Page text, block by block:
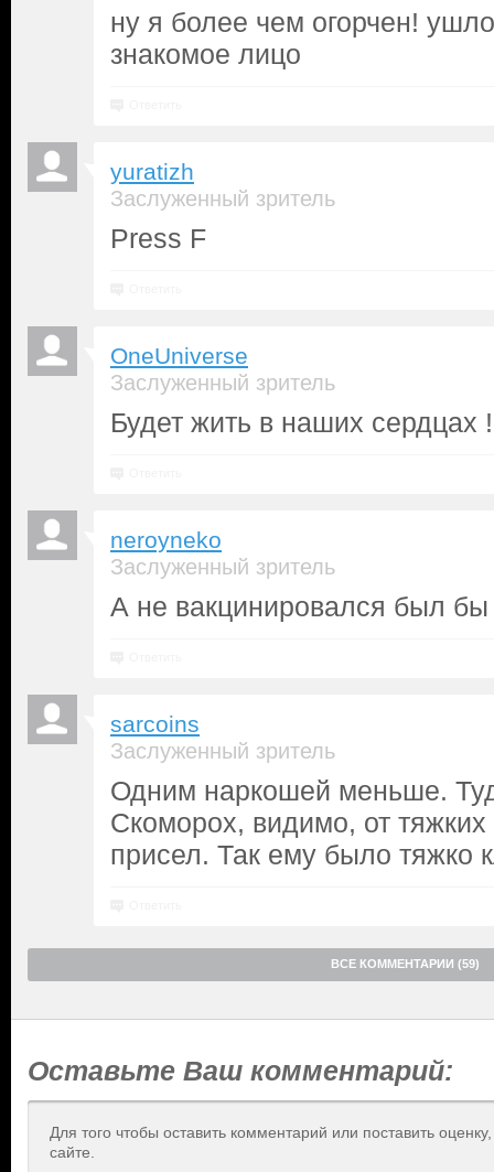
ну я более чем огорчен!
знакомое лицо
yuratizh
Заслуженный зритель
Press F
OneUniverse
Заслуженный зритель
Будет жить в наших сердцах
neroyneko
Заслуженный зритель
А не вакцинировался был
sarcoins
Заслуженный зритель
Одним наркошей меньше.
Скоморох, видимо, от тяжких
присел. Так ему было тяжко
ВСЕ КОММЕНТАРИИ (59)
Оставьте Ваш комментарий:
Для того чтобы оставить комментарий или поставить
сайте.